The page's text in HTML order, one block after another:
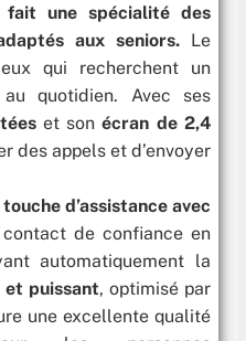
fait une spécialité des
aux seniors.Le
qui recherchent un
quotidien. Avec ses
et sonécran de 2,4
des appels et d’envoyer
touche d’assistance avec
de confiance en
automatiquement la
et puissant, optimisé par
une excellente qualité